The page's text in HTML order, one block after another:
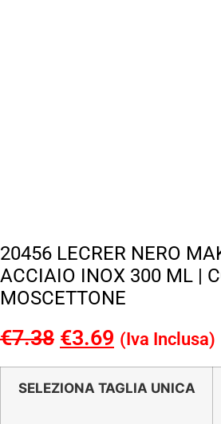
20456 LECRER NERO
ACCIAIO INOX 300 ML |
MOSCETTONE
€7.38 Il
prezzo
originale
€3.69 Il
prezzo
attuale
(Iva Inclusa)
SELEZIONA TAGLIA UNICA